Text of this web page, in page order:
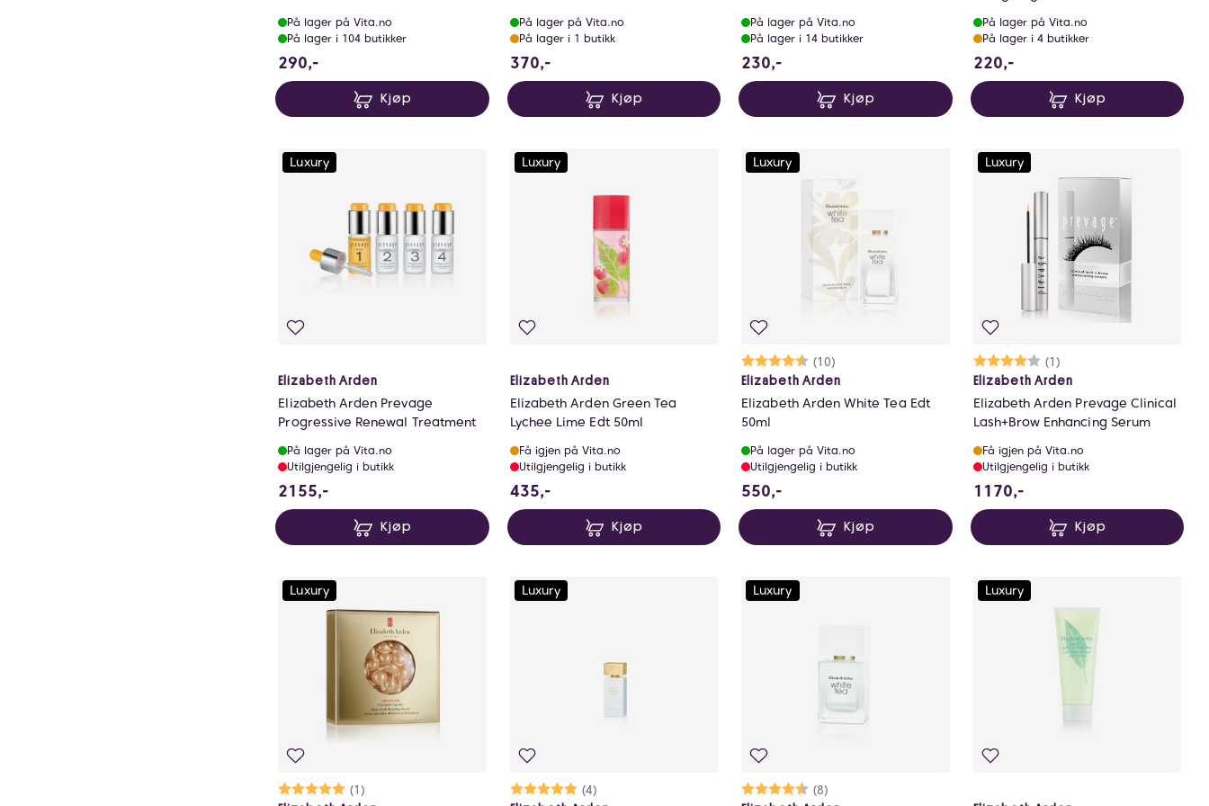
På lager på Vita.no
På lager i 104 butikker
290,-
Kjøp
På lager på Vita.no
På lager i 1 butikk
370,-370 NOK
Kjøp
På lager på Vita.no
På lager i 14 butikker
230,-
Kjøp
På lager på Vita.no
På lager i 4 butikker
220,-220 NOK
Kjøp
Luxury
Elizabeth Arden
Elizabeth Arden Prevage
Progressive Renewal Treatment
På lager på Vita.no
Utilgjengelig i butikk
2155,-
Kjøp
Luxury
Elizabeth Arden
Elizabeth Arden Green Tea
Lychee Lime Edt 50ml
Få igjen på Vita.no
Utilgjengelig i butikk
435,-435 NOK
Kjøp
Luxury
Karakter:
(10)
4.6 av 5 mulige
Elizabeth Arden
Elizabeth Arden White Tea Edt
50ml
På lager på Vita.no
Utilgjengelig i butikk
550,-
Kjøp
Luxury
Karakter:
(1)
4.0 av 5 mulige
Elizabeth Arden
Elizabeth Arden Prevage Clinical
Lash+Brow Enhancing Serum
Få igjen på Vita.no
Utilgjengelig i butikk
1170,-1170 NOK
Kjøp
Luxury
Karakter:
(1)
5.0 av 5 mulige
Luxury
Karakter:
(4)
5.0 av 5 mulige
Luxury
Karakter:
(8)
4.8 av 5 mulige
Luxury